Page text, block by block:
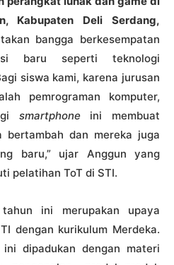
Kabupaten Deli Serdang,
bangga berkesempatan
baru seperti teknologi
siswa kami, karena jurusan
pemrograman komputer,
smartphone ini membuat
bertambah dan mereka juga
baru,” ujar Anggun yang
pelatihan ToT di STI.
ini merupakan upaya
dengan kurikulum Merdeka.
ini dipadukan dengan materi